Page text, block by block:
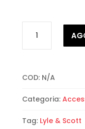
Scott
Sneakers
COD: N/A
Categoria:
Tag: Lyle & Scott